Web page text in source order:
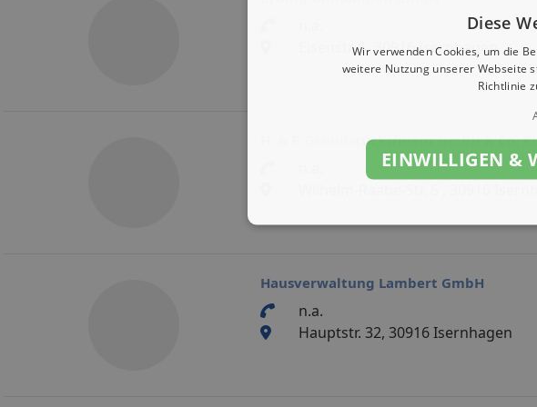
Eisenstr. 1, 30916 Isernhagen
H. & P. Grundstücksfinanz GmbH & Co.
Hausverwaltung Lambert GmbH
n.a.
Hauptstr. 32, 30916 Isernhagen
Diese
Wir verwenden Cookies, um die
weitere Nutzung unserer Webseite
Richtlinie
EINWILLIGEN &